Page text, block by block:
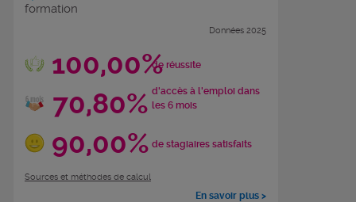
formation
Données 2025
100,00%de réussite
70,80% d'accès à l'emploi dans
les 6 mois
90,00% de stagiaires satisfaits
Sources et méthodes de calcul
En savoir plus >